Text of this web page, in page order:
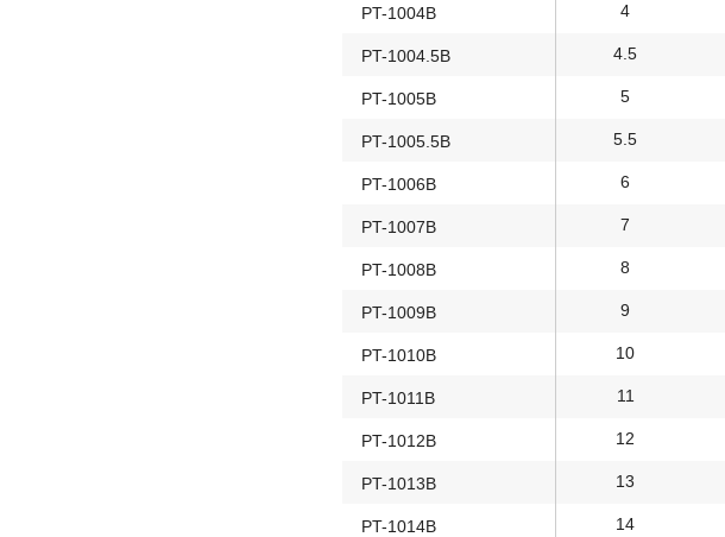
PT-1004B 4
PT-1004.5B 4.5
PT-1005B 5
PT-1005.5B 5.5
PT-1006B 6
PT-1007B 7
PT-1008B 8
PT-1009B 9
PT-1010B 10
PT-1011B 11
PT-1012B 12
PT-1013B 13
PT-1014B 14